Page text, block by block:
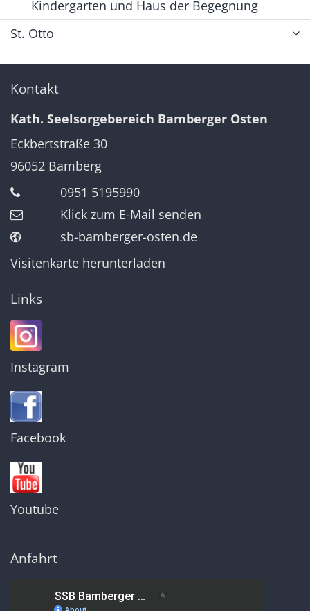
Kindergarten und Haus der Begegnung
St. Otto
Kontakt
Kath. Seelsorgebereich Bamberger Osten
Eckbertstraße 30
96052 Bamberg
0951 5195990
Klick zum E-Mail senden
sb-bamberger-osten.de
Visitenkarte herunterladen
Links
Instagram
Facebook
Youtube
Anfahrt